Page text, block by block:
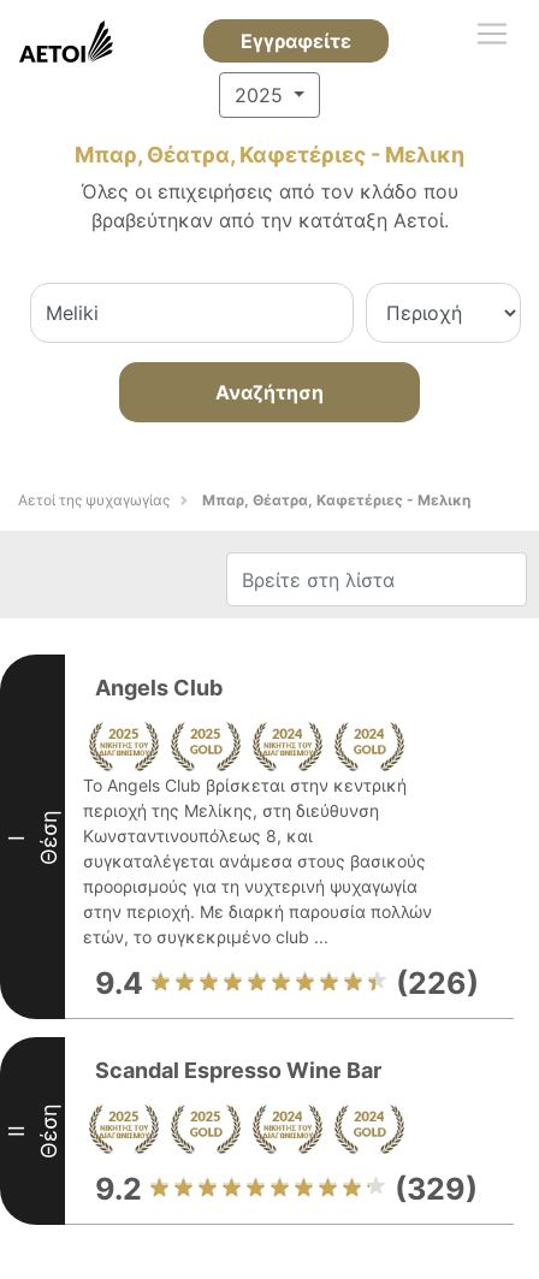
Εγγραφείτε
2025
Μπαρ, Θέατρα, Καφετέριες - Μελικη
Όλες οι επιχειρήσεις από τον κλάδο που
βραβεύτηκαν από την κατάταξη Αετοί.
Αναζήτηση
Αετοί της ψυχαγωγίας Μπαρ, Θέατρα, Καφετέριες - Μελικη
I Θέση
Angels Club
Το Angels Club βρίσκεται στην κεντρική
περιοχή της Μελίκης, στη διεύθυνση
Κωνσταντινουπόλεως 8, και
συγκαταλέγεται ανάμεσα στους βασικούς
προορισμούς για τη νυχτερινή ψυχαγωγία
στην περιοχή. Με διαρκή παρουσία πολλών
ετών, το συγκεκριμένο club ...
9.4 (226)
II Θέση
Scandal Espresso Wine Bar
9.2 (329)